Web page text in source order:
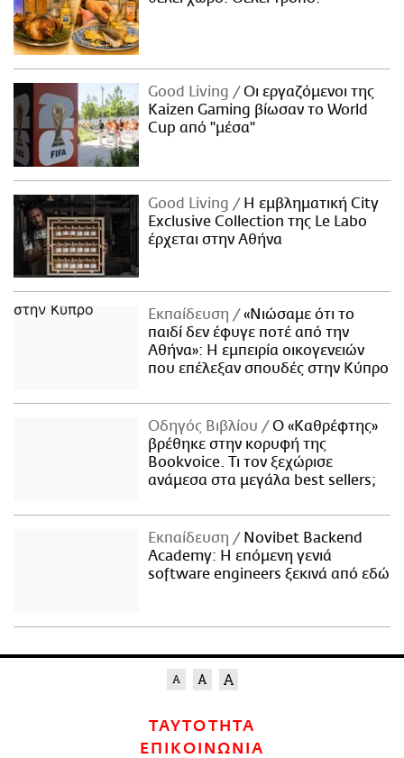
Good Living
Οι εργαζόμενοι της
Kaizen Gaming βίωσαν το World
Cup από "μέσα"
Good Living
Η εμβληματική City
Exclusive Collection της Le Labo
έρχεται στην Αθήνα
Εκπαίδευση
«Νιώσαμε ότι το
παιδί δεν έφυγε ποτέ από την
Αθήνα»: Η εμπειρία οικογενειών
που επέλεξαν σπουδές στην Κύπρο
Οδηγός Βιβλίου
Ο «Καθρέφτης»
βρέθηκε στην κορυφή της
Bookvoice. Τι τον ξεχώρισε
ανάμεσα στα μεγάλα best sellers;
Εκπαίδευση
Novibet Backend
Academy: Η επόμενη γενιά
software engineers ξεκινά από εδώ
ΤΑΥΤΟΤΗΤΑ
ΕΠΙΚΟΙΝΩΝΙΑ